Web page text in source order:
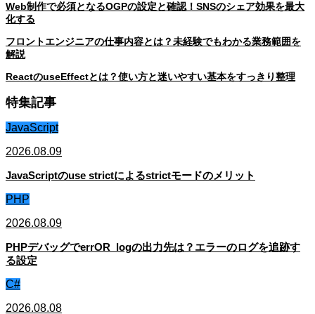
Web制作で必須となるOGPの設定と確認！SNSのシェア効果を最大
化する
フロントエンジニアの仕事内容とは？未経験でもわかる業務範囲を
解説
ReactのuseEffectとは？使い方と迷いやすい基本をすっきり整理
特集記事
JavaScript
2026.08.09
JavaScriptのuse strictによるstrictモードのメリット
PHP
2026.08.09
PHPデバッグでerrOR_logの出力先は？エラーのログを追跡す
る設定
C#
2026.08.08